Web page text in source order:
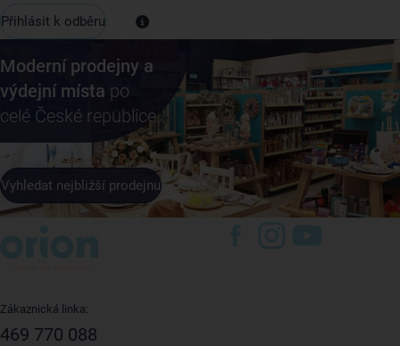
Přihlásit k odběru
Moderní prodejny a
výdejní místa po
celé České republice
Vyhledat nejbližší prodejnu
Zákaznická linka:
469 770 088